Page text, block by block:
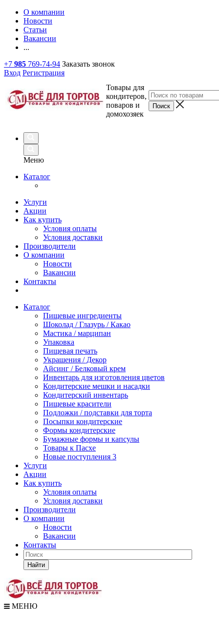
О компании
Новости
Статьи
Вакансии
...
+7 985 769-74-94 Заказать звонок
Вход Регистрация
Товары для
кондитеров,
поваров и
домохозяек
Меню
Каталог
Услуги
Акции
Как купить
Условия оплаты
Условия доставки
Производители
О компании
Новости
Вакансии
Контакты
Каталог
Пищевые ингредиенты
Шоколад / Глазурь / Какао
Мастика / марципан
Упаковка
Пищевая печать
Украшения / Декор
Айсинг / Белковый крем
Инвентарь для изготовления цветов
Кондитерские мешки и насадки
Кондитерский инвентарь
Пищевые красители
Подложки / подставки для торта
Посыпки кондитерские
Формы кондитерские
Бумажные формы и капсулы
Товары к Пасхе
Новые поступления 3
Услуги
Акции
Как купить
Условия оплаты
Условия доставки
Производители
О компании
Новости
Вакансии
Контакты
Найти
МЕНЮ